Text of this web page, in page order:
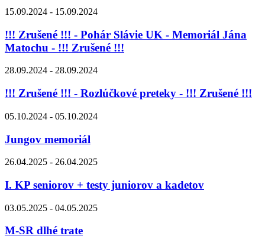
15.09.2024 - 15.09.2024
!!! Zrušené !!! - Pohár Slávie UK - Memoriál Jána
Matochu - !!! Zrušené !!!
28.09.2024 - 28.09.2024
!!! Zrušené !!! - Rozlúčkové preteky - !!! Zrušené !!!
05.10.2024 - 05.10.2024
Jungov memoriál
26.04.2025 - 26.04.2025
I. KP seniorov + testy juniorov a kadetov
03.05.2025 - 04.05.2025
M-SR dlhé trate